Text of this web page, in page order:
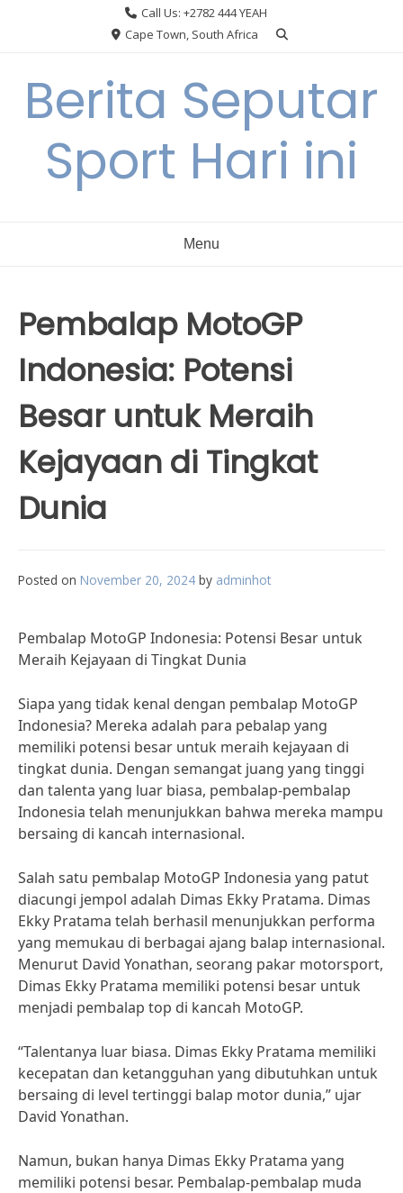
Call Us: +2782 444 YEAH
Cape Town, South Africa
Berita Seputar
Sport Hari ini
Menu
Pembalap MotoGP
Indonesia: Potensi
Besar untuk Meraih
Kejayaan di Tingkat
Dunia
Posted on November 20, 2024 by adminhot
Pembalap MotoGP Indonesia: Potensi Besar untuk
Meraih Kejayaan di Tingkat Dunia
Siapa yang tidak kenal dengan pembalap MotoGP
Indonesia? Mereka adalah para pebalap yang
memiliki potensi besar untuk meraih kejayaan di
tingkat dunia. Dengan semangat juang yang tinggi
dan talenta yang luar biasa, pembalap-pembalap
Indonesia telah menunjukkan bahwa mereka mampu
bersaing di kancah internasional.
Salah satu pembalap MotoGP Indonesia yang patut
diacungi jempol adalah Dimas Ekky Pratama. Dimas
Ekky Pratama telah berhasil menunjukkan performa
yang memukau di berbagai ajang balap internasional.
Menurut David Yonathan, seorang pakar motorsport,
Dimas Ekky Pratama memiliki potensi besar untuk
menjadi pembalap top di kancah MotoGP.
“Talentanya luar biasa. Dimas Ekky Pratama memiliki
kecepatan dan ketangguhan yang dibutuhkan untuk
bersaing di level tertinggi balap motor dunia,” ujar
David Yonathan.
Namun, bukan hanya Dimas Ekky Pratama yang
memiliki potensi besar. Pembalap-pembalap muda